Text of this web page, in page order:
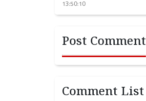
13:50:10
Post Comment
Comment List